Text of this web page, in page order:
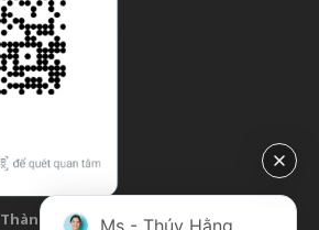
Thành Công Flower| Design bởi
Ms - Thúy Hằng